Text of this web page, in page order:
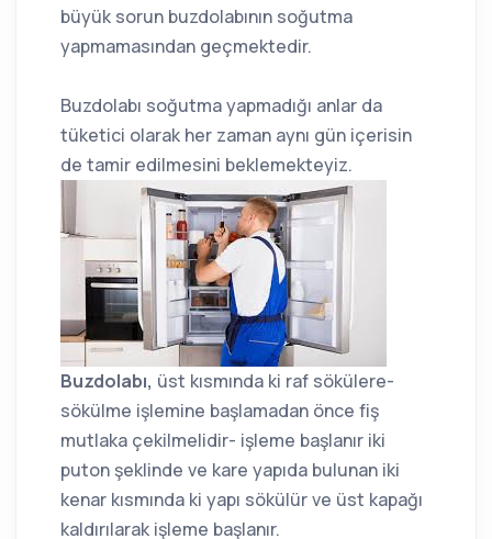
büyük sorun buzdolabının soğutma
yapmamasından geçmektedir.
Buzdolabı soğutma yapmadığı anlar da
tüketici olarak her zaman aynı gün içerisin
de tamir edilmesini beklemekteyiz.
Buzdolabı, üst kısmında ki raf sökülere-
sökülme işlemine başlamadan önce fiş
mutlaka çekilmelidir- işleme başlanır iki
puton şeklinde ve kare yapıda bulunan iki
kenar kısmında ki yapı sökülür ve üst kapağı
kaldırılarak işleme başlanır.